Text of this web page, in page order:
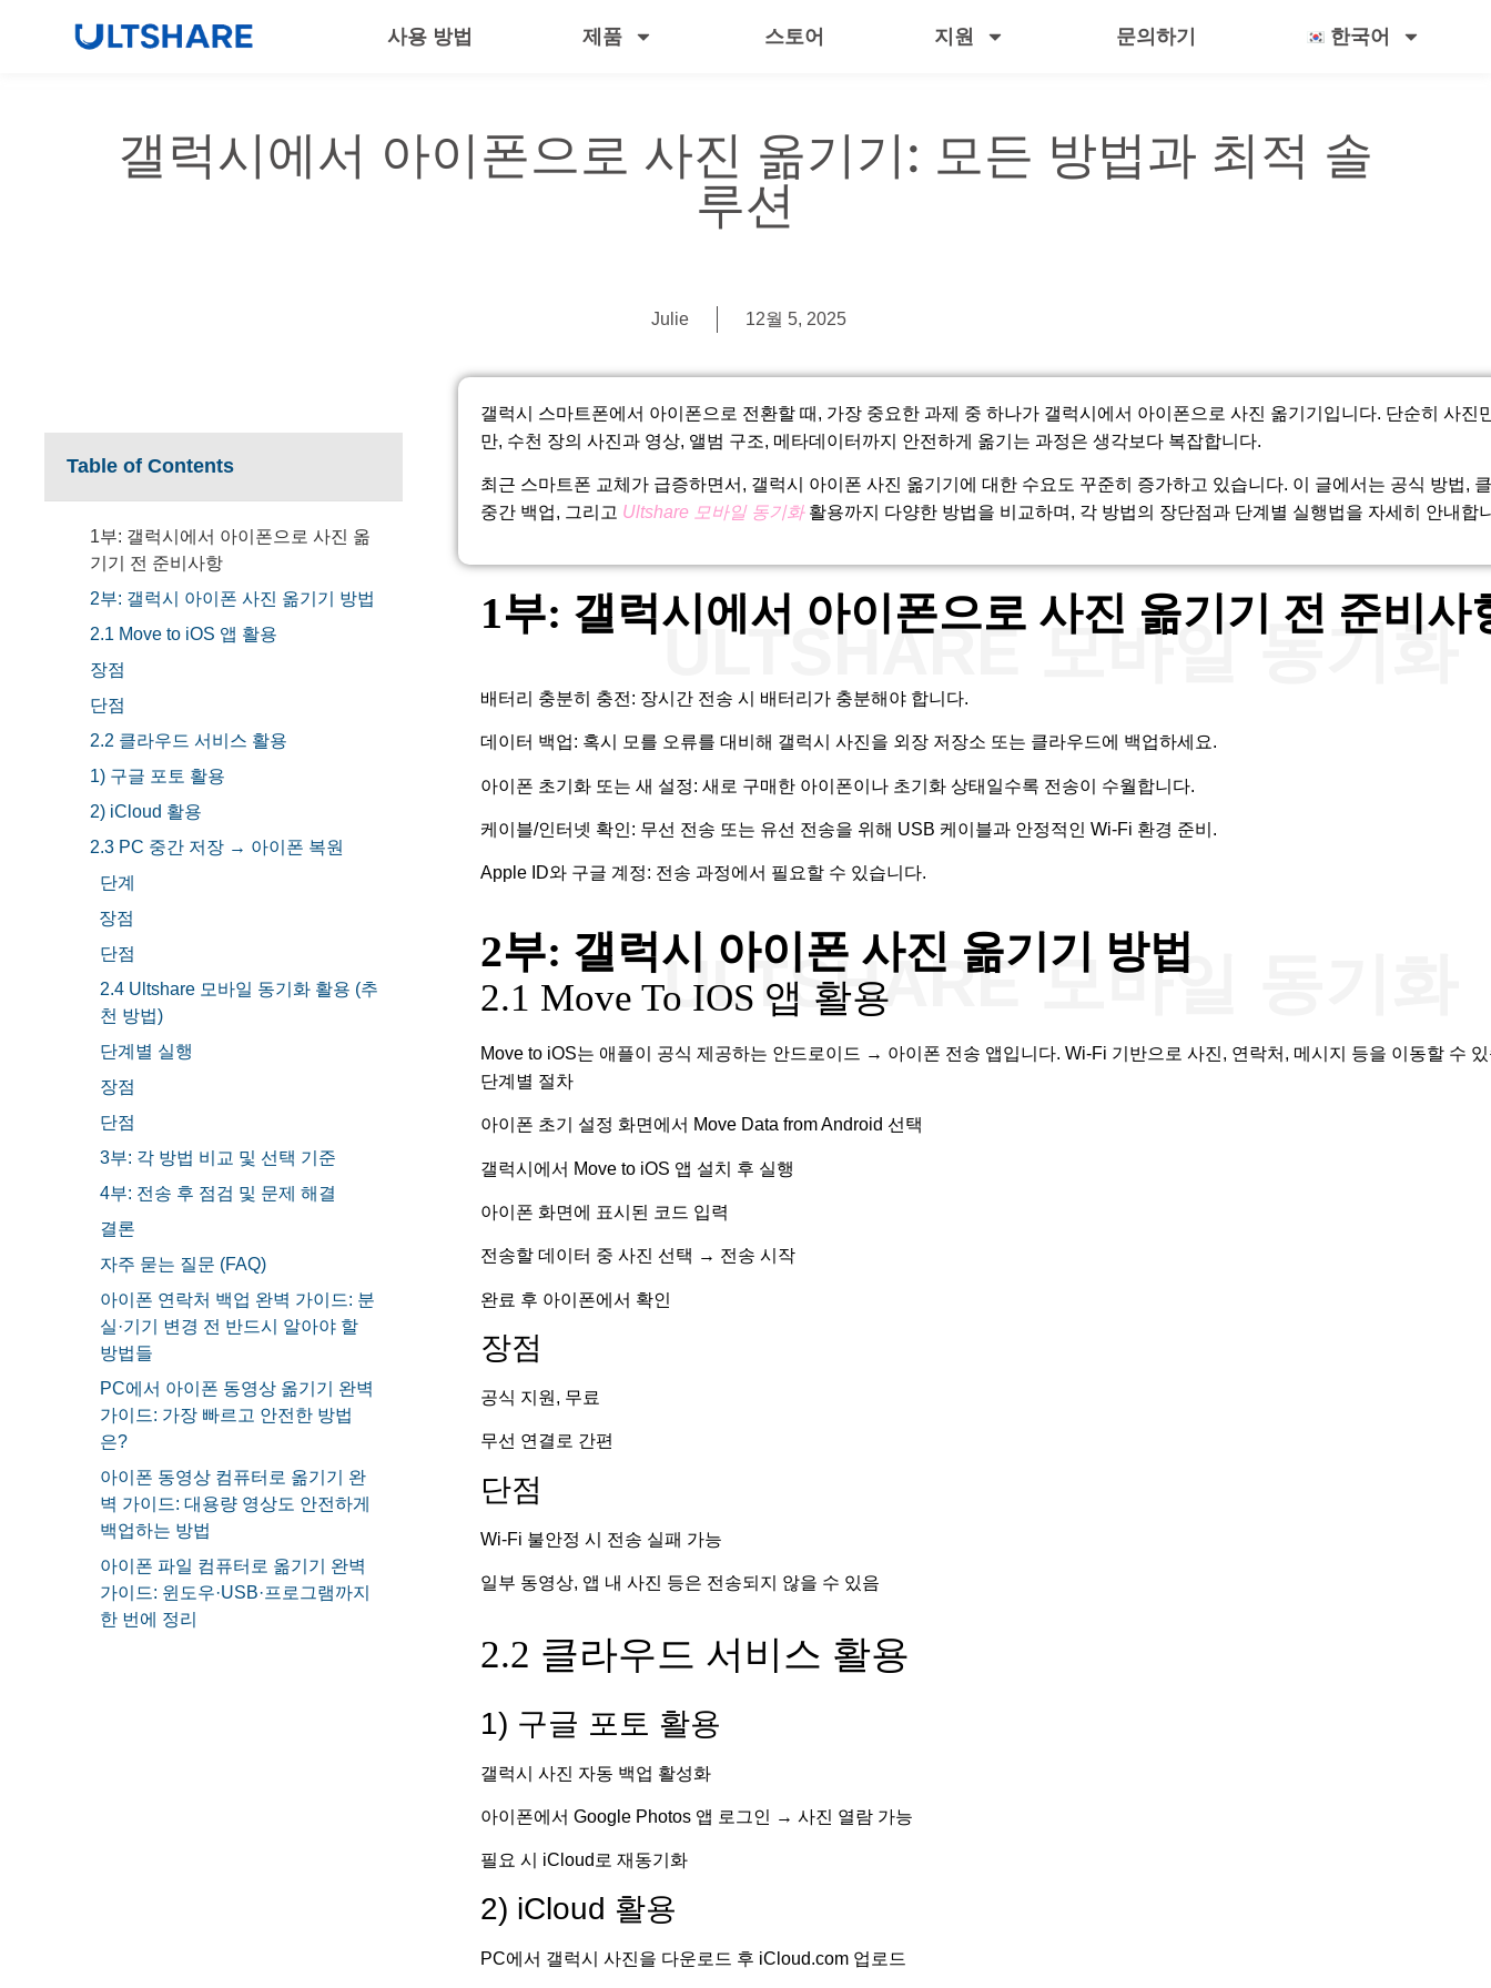
사용 방법 제품 스토어 지원 문의하기 한국어
갤럭시에서 아이폰으로 사진 옮기기: 모든 방법과 최적 솔
루션
Julie 12월 5, 2025
Table of Contents
1부: 갤럭시에서 아이폰으로 사진 옮
기기 전 준비사항
2부: 갤럭시 아이폰 사진 옮기기 방법
2.1 Move to iOS 앱 활용
장점
단점
2.2 클라우드 서비스 활용
1) 구글 포토 활용
2) iCloud 활용
2.3 PC 중간 저장 → 아이폰 복원
단계
장점
단점
2.4 Ultshare 모바일 동기화 활용 (추
천 방법)
단계별 실행
장점
단점
3부: 각 방법 비교 및 선택 기준
4부: 전송 후 점검 및 문제 해결
결론
자주 묻는 질문 (FAQ)
아이폰 연락처 백업 완벽 가이드: 분
실·기기 변경 전 반드시 알아야 할
방법들
PC에서 아이폰 동영상 옮기기 완벽
가이드: 가장 빠르고 안전한 방법
은?
아이폰 동영상 컴퓨터로 옮기기 완
벽 가이드: 대용량 영상도 안전하게
백업하는 방법
아이폰 파일 컴퓨터로 옮기기 완벽
가이드: 윈도우·USB·프로그램까지
한 번에 정리
갤럭시 스마트폰에서 아이폰으로 전환할 때, 가장 중요한 과제 중 하나가 갤럭시에서 아이폰으로 사진 옮기기입니다. 단순히 사진
만, 수천 장의 사진과 영상, 앨범 구조, 메타데이터까지 안전하게 옮기는 과정은 생각보다 복잡합니다.
최근 스마트폰 교체가 급증하면서, 갤럭시 아이폰 사진 옮기기에 대한 수요도 꾸준히 증가하고 있습니다. 이 글에서는 공식 방법,
중간 백업, 그리고 Ultshare 모바일 동기화활용까지 다양한 방법을 비교하며, 각 방법의 장단점과 단계별 실행법을 자세히 안내합
ULTSHARE 모바일 동기화
1부: 갤럭시에서 아이폰으로 사진 옮기기 전 준비사
배터리 충분히 충전: 장시간 전송 시 배터리가 충분해야 합니다.
데이터 백업: 혹시 모를 오류를 대비해 갤럭시 사진을 외장 저장소 또는 클라우드에 백업하세요.
아이폰 초기화 또는 새 설정: 새로 구매한 아이폰이나 초기화 상태일수록 전송이 수월합니다.
케이블/인터넷 확인: 무선 전송 또는 유선 전송을 위해 USB 케이블과 안정적인 Wi-Fi 환경 준비.
Apple ID와 구글 계정: 전송 과정에서 필요할 수 있습니다.
ULTSHARE 모바일 동기화
2부: 갤럭시 아이폰 사진 옮기기 방법
2.1 Move To IOS 앱 활용
Move to iOS는 애플이 공식 제공하는 안드로이드 → 아이폰 전송 앱입니다. Wi-Fi 기반으로 사진, 연락처, 메시지 등을 이동할 수
단계별 절차
아이폰 초기 설정 화면에서 Move Data from Android 선택
갤럭시에서 Move to iOS 앱 설치 후 실행
아이폰 화면에 표시된 코드 입력
전송할 데이터 중 사진 선택 → 전송 시작
완료 후 아이폰에서 확인
장점
공식 지원, 무료
무선 연결로 간편
단점
Wi-Fi 불안정 시 전송 실패 가능
일부 동영상, 앱 내 사진 등은 전송되지 않을 수 있음
2.2 클라우드 서비스 활용
1) 구글 포토 활용
갤럭시 사진 자동 백업 활성화
아이폰에서 Google Photos 앱 로그인 → 사진 열람 가능
필요 시 iCloud로 재동기화
2) iCloud 활용
PC에서 갤럭시 사진을 다운로드 후 iCloud.com 업로드